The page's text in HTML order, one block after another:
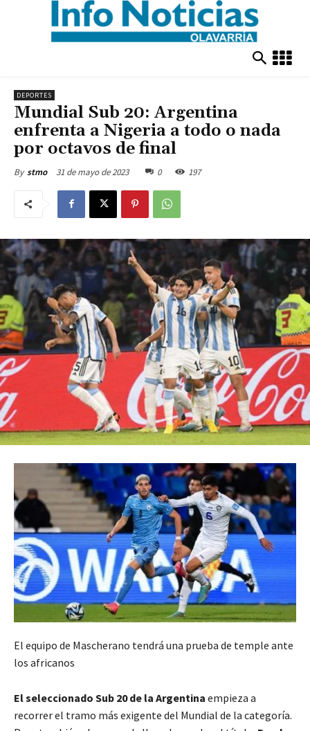
DEPORTES
Mundial Sub 20: Argentina
enfrenta a Nigeria a todo o nada
por octavos de final
By stmo 31 de mayo de 2023 0 197
El equipo de Mascherano tendrá una prueba de temple ante
los africanos
El seleccionado Sub 20 de la Argentina empieza a
recorrer el tramo más exigente del Mundial de la categoría.